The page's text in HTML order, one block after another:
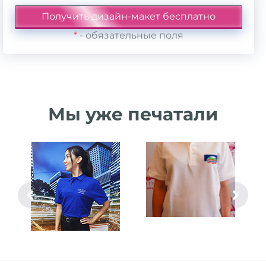
*- обязательные поля
Мы уже печатали